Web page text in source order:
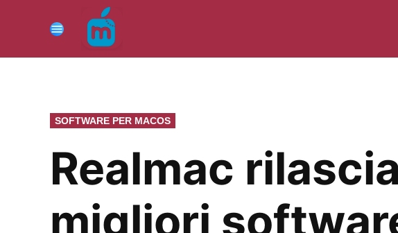
contenuto
Menu
PUBBLICATO
IN
SOFTWARE PER MACOS
Realmac
migliori